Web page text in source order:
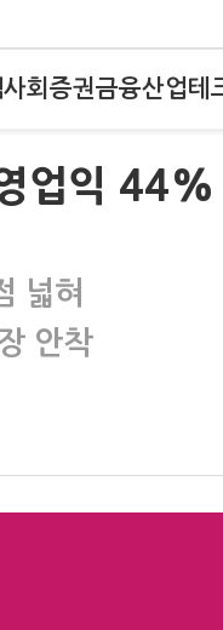
사회 증권금융산업테
업익
넓혀
안착